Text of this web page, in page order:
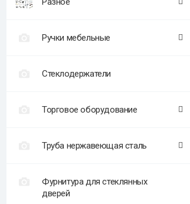
Ручки мебельные
Стеклодержатели
Торговое оборудование
Труба нержавеющая сталь
Фурнитура для стеклянных
дверей